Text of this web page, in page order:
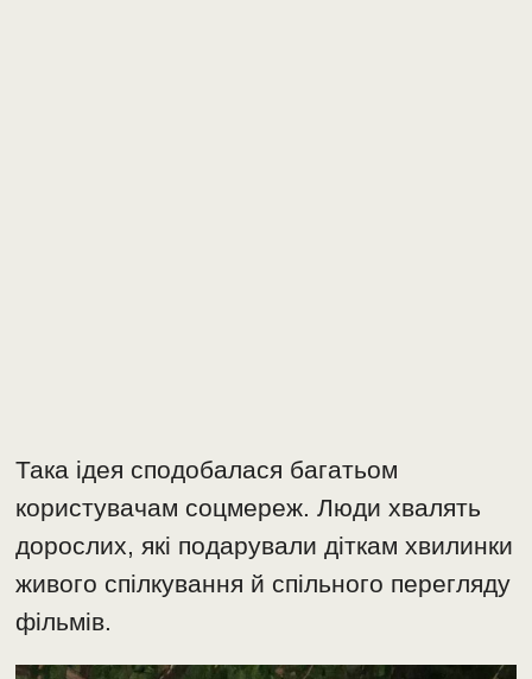
Така ідея сподобалася багатьом
користувачам соцмереж. Люди хвалять
дорослих, які подарували діткам хвилинки
живого спілкування й спільного перегляду
фільмів.